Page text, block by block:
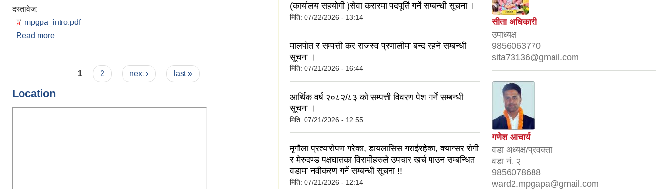
दस्तावेज:
mpgpa_intro.pdf
Read more
1 2 next › last »
Location
(कार्यालय सहयोगी )सेवा करारमा पदपूर्ति गर्ने सम्बन्धी सूचना ।
मिति: 07/22/2026 - 13:14
मालपोत र सम्पत्ती कर राजस्व प्रणालीमा बन्द रहने सम्बन्धी
सूचना ।
मिति: 07/21/2026 - 16:44
आर्थिक वर्ष २०८२/८३ को सम्पत्ती विवरण पेश गर्ने सम्बन्धी
सूचना ।
मिति: 07/21/2026 - 12:55
मृगौला प्रत्यारोपण गरेका, डायलासिस गराईरहेका, क्यान्सर रोगी
र मेरुदण्ड पक्षघातका विरामीहरुले उपचार खर्च पाउन सम्बन्धित
वडामा नवीकरण गर्ने सम्बन्धी सूचना !!
मिति: 07/21/2026 - 12:14
सीता अधिकारी
उपाध्यक्ष
9856063770
sita73136@gmail.com
गणेश आचार्य
वडा अध्यक्ष/प्रवक्ता
वडा नं. २
9856078688
ward2.mpgapa@gmail.com